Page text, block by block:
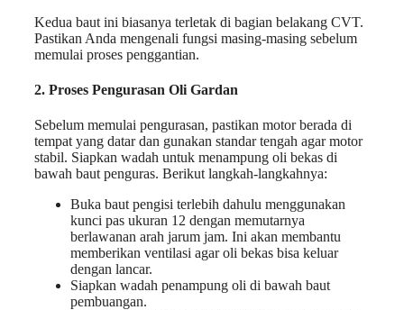
Kedua baut ini biasanya terletak di bagian belakang CVT.
Pastikan Anda mengenali fungsi masing-masing sebelum
memulai proses penggantian.
2. Proses Pengurasan Oli Gardan
Sebelum memulai pengurasan, pastikan motor berada di
tempat yang datar dan gunakan standar tengah agar motor
stabil. Siapkan wadah untuk menampung oli bekas di
bawah baut penguras. Berikut langkah-langkahnya:
Buka baut pengisi terlebih dahulu menggunakan
kunci pas ukuran 12 dengan memutarnya
berlawanan arah jarum jam. Ini akan membantu
memberikan ventilasi agar oli bekas bisa keluar
dengan lancar.
Siapkan wadah penampung oli di bawah baut
pembuangan.